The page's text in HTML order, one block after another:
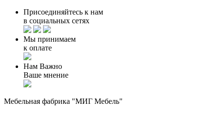
Присоединяйтесь к нам
в социальных сетях
Мы принимаем
к оплате
Нам Важно
Ваше мнение
Мебельная фабрика "МИГ Мебель"